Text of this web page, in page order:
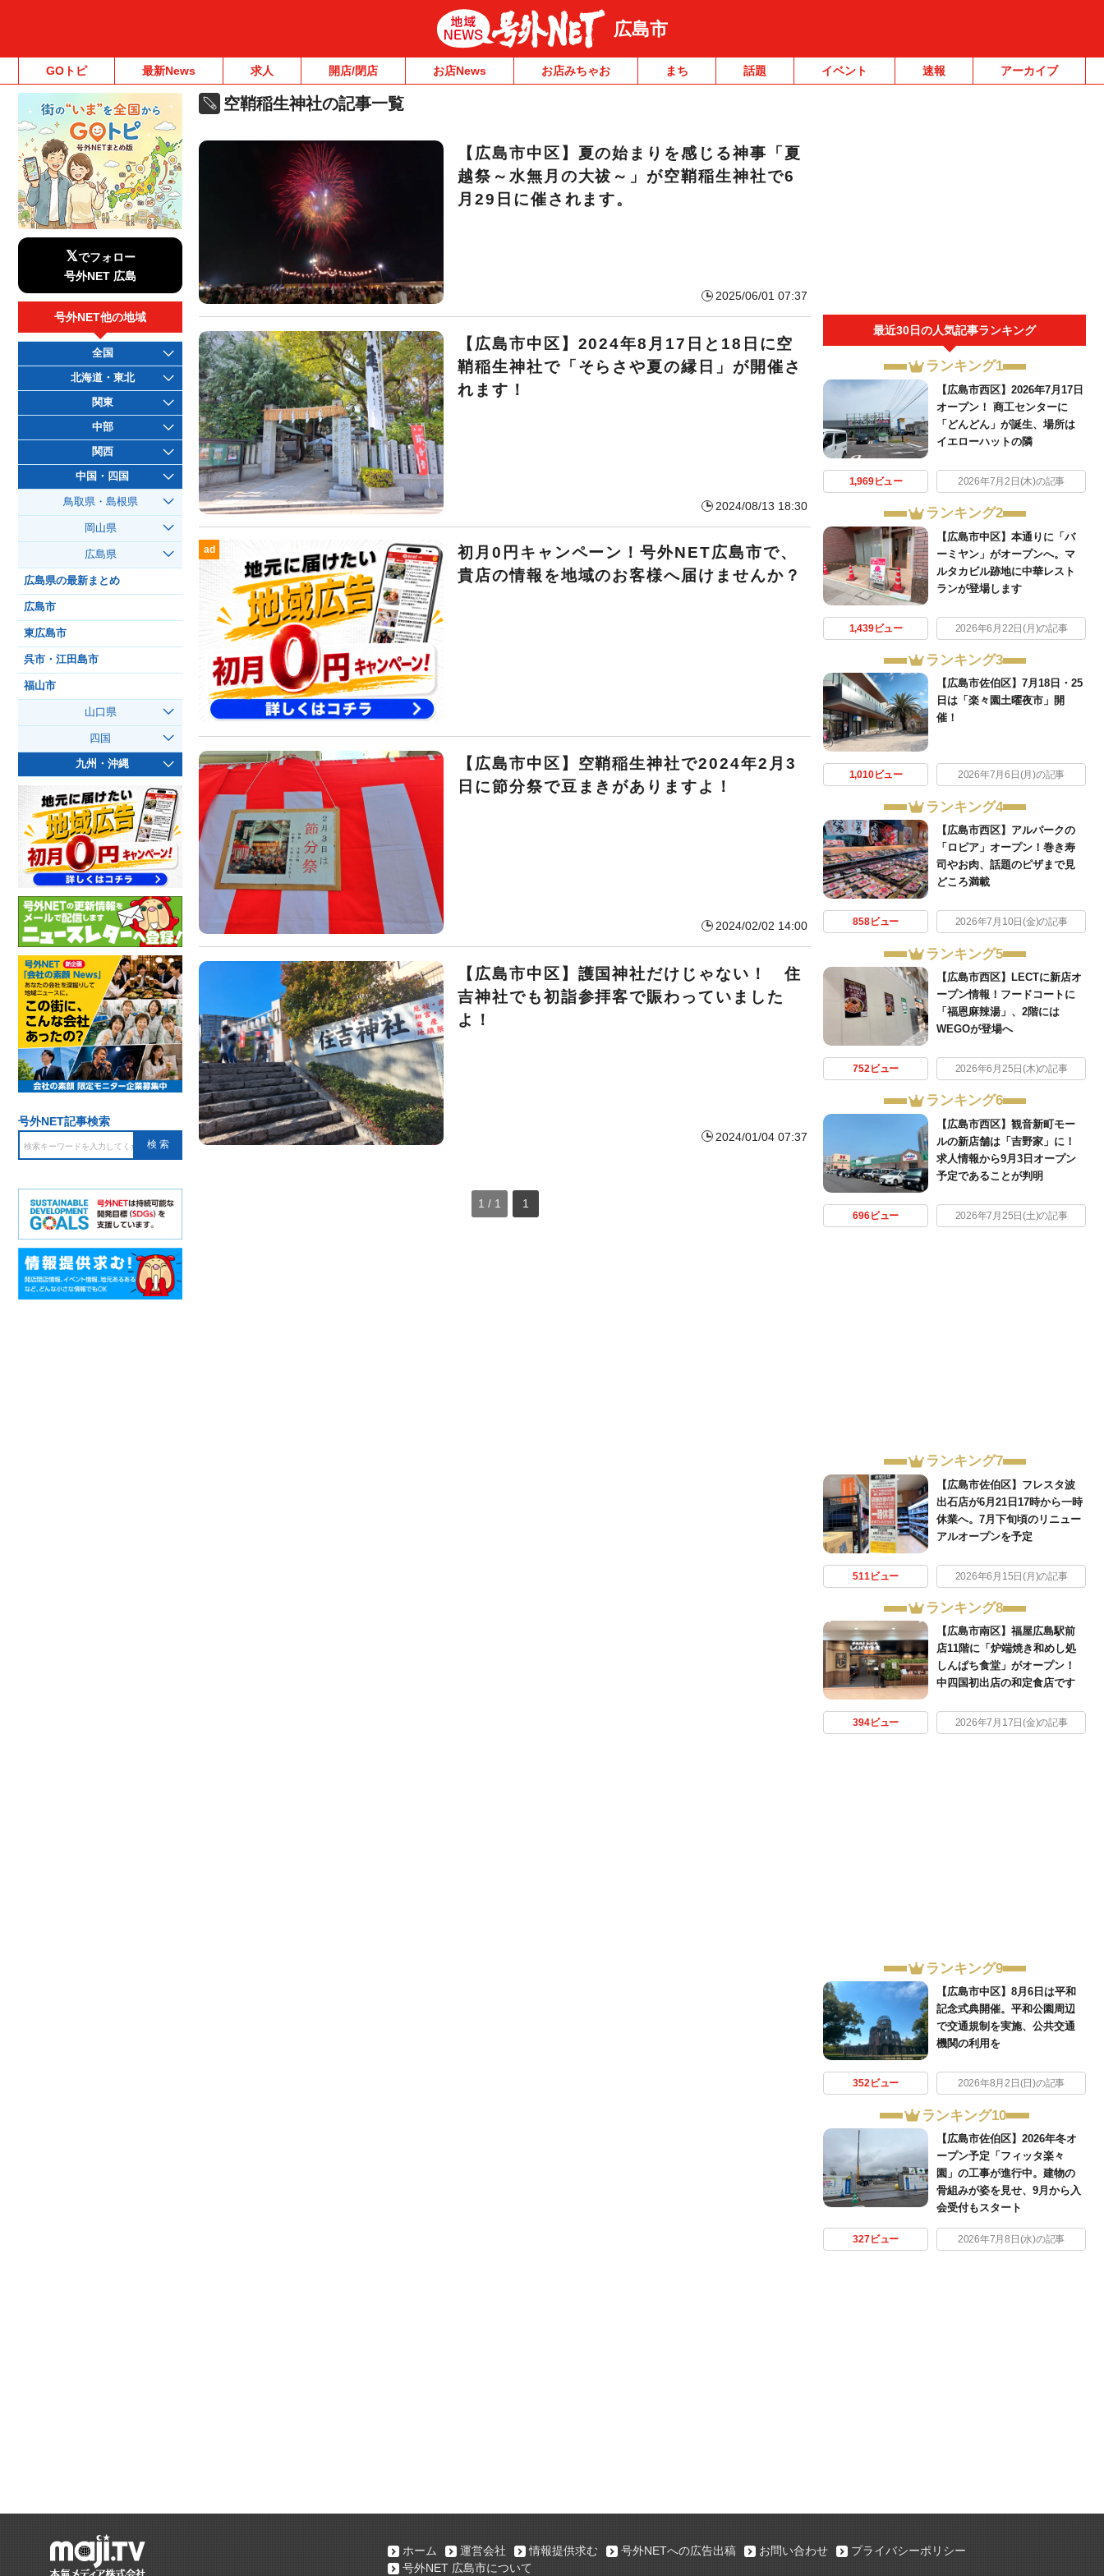
広島市
GOトピ 最新News 求人 開店/閉店 お店News お店みちゃお まち 話題 イベント 速報 アーカイブ
空鞘稲生神社の記事一覧
【広島市中区】夏の始まりを感じる神事「夏
越祭～水無月の大祓～」が空鞘稲生神社で6
月29日に催されます。
2025/06/01 07:37
【広島市中区】2024年8月17日と18日に空
鞘稲生神社で「そらさや夏の縁日」が開催さ
れます！
2024/08/13 18:30
ad
初月0円キャンペーン！号外NET広島市で、
貴店の情報を地域のお客様へ届けませんか？
【広島市中区】空鞘稲生神社で2024年2月3
日に節分祭で豆まきがありますよ！
2024/02/02 14:00
【広島市中区】護国神社だけじゃない！ 住
吉神社でも初詣参拝客で賑わっていました
よ！
2024/01/04 07:37
1 / 1 1
最近30日の人気記事ランキング
ランキング1
【広島市西区】2026年7月17日
オープン！ 商工センターに
「どんどん」が誕生、場所は
イエローハットの隣
1,969ビュー 2026年7月2日(木)の記事
ランキング2
【広島市中区】本通りに「バ
ーミヤン」がオープンへ。マ
ルタカビル跡地に中華レスト
ランが登場します
1,439ビュー 2026年6月22日(月)の記事
ランキング3
【広島市佐伯区】7月18日・25
日は「楽々園土曜夜市」開
催！
1,010ビュー 2026年7月6日(月)の記事
ランキング4
【広島市西区】アルパークの
「ロピア」オープン！巻き寿
司やお肉、話題のピザまで見
どころ満載
858ビュー 2026年7月10日(金)の記事
ランキング5
【広島市西区】LECTに新店オ
ープン情報！フードコートに
「福恩麻辣湯」、2階には
WEGOが登場へ
752ビュー 2026年6月25日(木)の記事
ランキング6
【広島市西区】観音新町モー
ルの新店舗は「吉野家」に！
求人情報から9月3日オープン
予定であることが判明
696ビュー 2026年7月25日(土)の記事
ランキング7
【広島市佐伯区】フレスタ波
出石店が6月21日17時から一時
休業へ。7月下旬頃のリニュー
アルオープンを予定
511ビュー 2026年6月15日(月)の記事
ランキング8
【広島市南区】福屋広島駅前
店11階に「炉端焼き和めし処
しんぱち食堂」がオープン！
中四国初出店の和定食店です
394ビュー 2026年7月17日(金)の記事
ランキング9
【広島市中区】8月6日は平和
記念式典開催。平和公園周辺
で交通規制を実施、公共交通
機関の利用を
352ビュー 2026年8月2日(日)の記事
ランキング10
【広島市佐伯区】2026年冬オ
ープン予定「フィッタ楽々
園」の工事が進行中。建物の
骨組みが姿を見せ、9月から入
会受付もスタート
327ビュー 2026年7月8日(水)の記事
𝕏でフォロー
号外NET 広島
号外NET他の地域
全国
北海道・東北
関東
中部
関西
中国・四国
鳥取県・島根県
岡山県
広島県
広島県の最新まとめ
広島市
東広島市
呉市・江田島市
福山市
山口県
四国
九州・沖縄
号外NET記事検索
ホーム 運営会社 情報提供求む 号外NETへの広告出稿 お問い合わせ
プライバシーポリシー
号外NET 広島市について